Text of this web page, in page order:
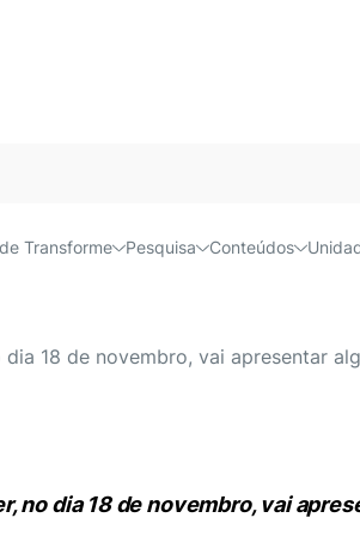
Transforme Pesquisa Conteúdos
debate os
18 de novembro, vai apresentar
, no dia 18 de novembro, vai